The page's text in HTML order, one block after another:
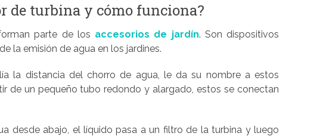
de turbina y cómo funciona?
parte de los accesorios de jardín. Son dispositivos
la emisión de agua en los jardines.
la distancia del chorro de agua, le da su nombre a estos
de un pequeño tubo redondo y alargado, estos se conectan
desde abajo, el líquido pasa a un filtro de la turbina y luego